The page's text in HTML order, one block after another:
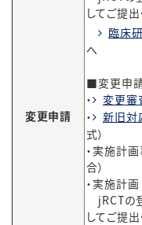
変更申請
してご提出
臨床
へ
■変更申請
・
変更審
・
新旧対
式）
・実施計
合）
・実施計画
jRCTの
してご提出